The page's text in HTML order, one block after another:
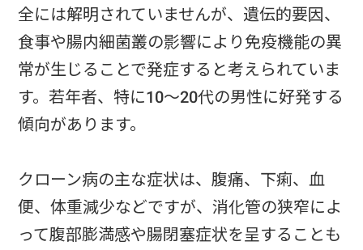
全には解明されていませんが、遺伝的要因、
食事や腸内細菌叢の影響により免疫機能の異
常が生じることで発症すると考えられていま
す。若年者、特に10〜20代の男性に好発する
傾向があります。
クローン病の主な症状は、腹痛、下痢、血
便、体重減少などですが、消化管の狭窄によ
って腹部膨満感や腸閉塞症状を呈することも